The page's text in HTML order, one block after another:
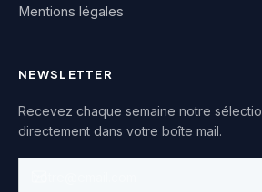
Mentions légales
NEWSLETTER
Recevez chaque semaine notre
directement dans votre boîte mail.